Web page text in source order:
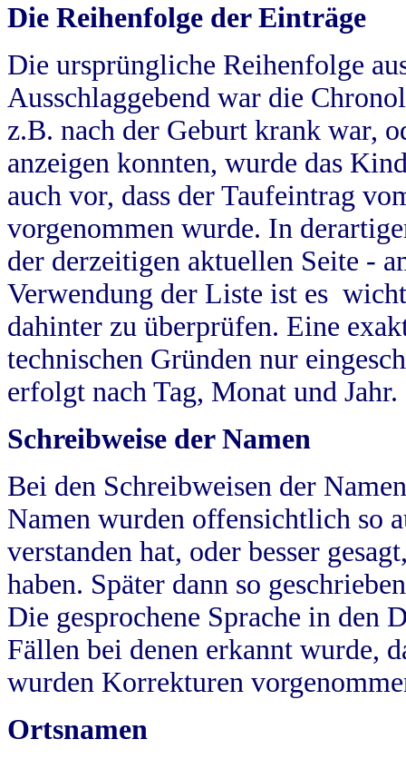
Die Reihenfolge der Einträge
Die ursprüngliche Reihenfolge
Ausschlaggebend war die
z.B. nach der Geburt krank war,
anzeigen konnten, wurde das
auch vor, dass der Taufeintrag
vorgenommen wurde. In
der derzeitigen aktuellen Seite -
Verwendung der Liste ist es
dahinter zu überprüfen. Eine
technischen Gründen nur
erfolgt nach Tag, Monat und Jahr.
Schreibweise der Namen
Bei den Schreibweisen der
Namen wurden offensichtlich so
verstanden hat, oder besser
haben. Später dann so
Die gesprochene Sprache in
Fällen bei denen erkannt wurde,
wurden Korrekturen
Ortsnamen